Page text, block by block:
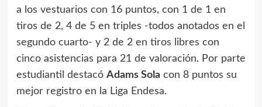
a los vestuarios con 16 puntos, con 1 de 1 en
tiros de 2, 4 de 5 en triples -todos anotados en el
segundo cuarto- y 2 de 2 en tiros libres con
cinco asistencias para 21 de valoración. Por parte
estudiantil destacó Adams Solacon 8 puntos su
mejor registro en la Liga Endesa.